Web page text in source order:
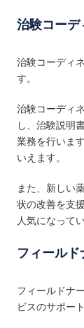
治験コー
治験コーディ
す。
治験コーディ
し、治験説明
業務を行いま
いえます。
また、新しい
状の改善を支
人気になってい
フィールド
フィールドナ
ビスのサポー